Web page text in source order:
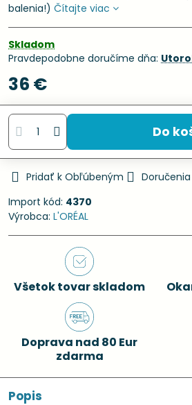
balenia!) Čítajte viac
Skladom
Pravdepodobne doručíme dňa:
36 €
Do
Pridať k Obľúbeným
Doručenia
Import kód: 4370
Výrobca: L'ORÉAL
Všetok tovar skladom
Doprava nad 80 Eur
zdarma
Popis